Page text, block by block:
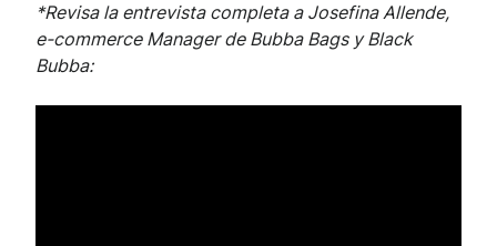
*Revisa la entrevista completa a Josefina Allende,
e-commerce Manager de Bubba Bags y Black
Bubba: